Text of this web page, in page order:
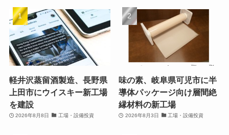
軽井沢蒸留酒製造、長野県
上田市にウイスキー新工場
を建設
2026年8月8日 工場・設備投資
味の素、岐阜県可児市に半
導体パッケージ向け層間絶
縁材料の新工場
2026年8月3日 工場・設備投資